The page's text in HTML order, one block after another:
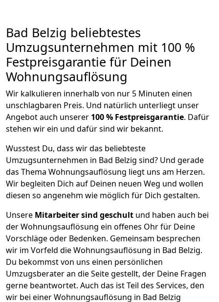
Bad Belzig beliebtestes
Umzugsunternehmen mit 100 %
Festpreisgarantie für Deinen
Wohnungsauflösung
Wir kalkulieren innerhalb von nur 5 Minuten einen
unschlagbaren Preis. Und natürlich unterliegt unser
Angebot auch unserer 100 % Festpreisgarantie. Dafür
stehen wir ein und dafür sind wir bekannt.
Wusstest Du, dass wir das beliebteste
Umzugsunternehmen in Bad Belzig sind? Und gerade
das Thema Wohnungsauflösung liegt uns am Herzen.
Wir begleiten Dich auf Deinen neuen Weg und wollen
diesen so angenehm wie möglich für Dich gestalten.
Unsere Mitarbeiter sind geschult und haben auch bei
der Wohnungsauflösung ein offenes Ohr für Deine
Vorschläge oder Bedenken. Gemeinsam besprechen
wir im Vorfeld die Wohnungsauflösung in Bad Belzig.
Du bekommst von uns einen persönlichen
Umzugsberater an die Seite gestellt, der Deine Fragen
gerne beantwortet. Auch das ist Teil des Services, den
wir bei einer Wohnungsauflösung in Bad Belzig